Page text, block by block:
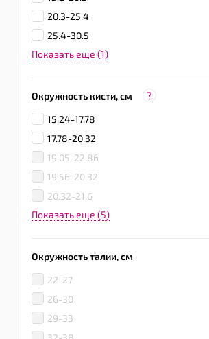
20.3-25.4
25.4-30.5
Показать еще (1)
Окружность кисти, см ?
15.24-17.78
17.78-20.32
19.05-22.86
19.56-20.32
20.32-21.6
Показать еще (5)
Окружность талии, см
22-27
26-30
29-33